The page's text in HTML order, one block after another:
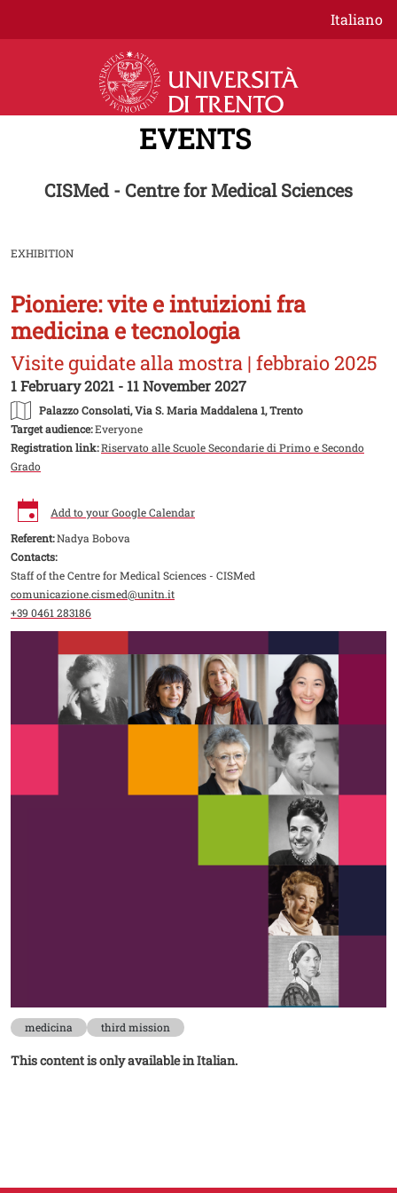
Italiano
EVENTS
CISMed - Centre for Medical Sciences
EXHIBITION
Image
Pioniere: vite e intuizioni fra
medicina e tecnologia
Visite guidate alla mostra | febbraio 2025
1 February 2021 - 11 November 2027
Palazzo Consolati, Via S. Maria Maddalena 1, Trento
Target audience:Everyone
Registration link:Riservato alle Scuole Secondarie di Primo e Secondo
Grado
Add to your Google Calendar
Referent:Nadya Bobova
Contacts:
Staff of the Centre for Medical Sciences - CISMed
comunicazione.cismed@unitn.it
+39 0461 283186
medicina third mission
This content is only available in Italian.